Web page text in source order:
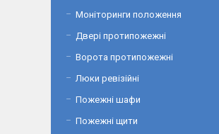
Моніторинги положення
Двері протипожежні
Ворота протипожежні
Люки ревізійні
Пожежні шафи
Пожежні щити